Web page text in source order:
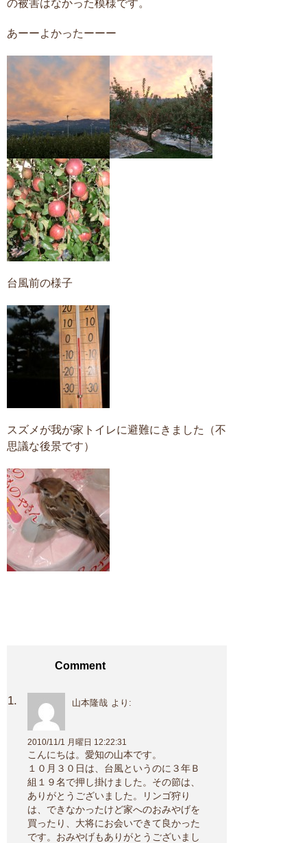
の被害はなかった模様です。
あーーよかったーーー
台風前の様子
スズメが我が家トイレに避難にきました（不
思議な後景です）
Comment
山本隆哉 より:
2010/11/1 月曜日 12:22:31
こんにちは。愛知の山本です。
１０月３０日は、台風というのに３年Ｂ
組１９名で押し掛けました。その節は、
ありがとうございました。リンゴ狩り
は、できなかったけど家へのおみやげを
買ったり、大将にお会いできて良かった
です。おみやげもありがとうございまし